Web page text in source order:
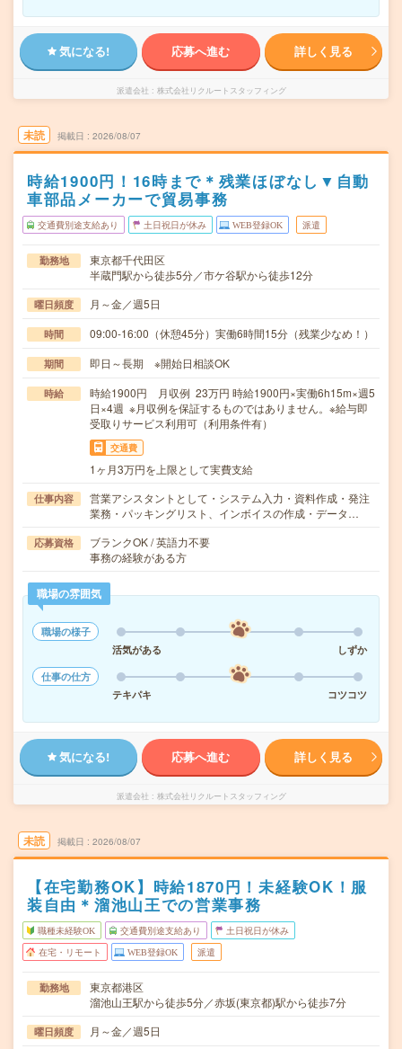
気になる! 応募へ進む 詳しく見る
派遣会社 株式会社リクルートスタッフィング
未読 掲載日 2026/08/07
時給1900円！16時まで＊残業ほぼなし▼自動
車部品メーカーで貿易事務
交通費別途支給あり 土日祝日が休み WEB登録OK 派遣
勤務地
東京都千代田区
半蔵門駅から徒歩5分／市ケ谷駅から徒歩12分
曜日頻度 月～金／週5日
時間 09:00-16:00（休憩45分）実働6時間15分（残業少なめ！）
期間 即日～長期 ※開始日相談OK
時給
時給1900円 月収例 23万円 時給1900円×実働6h15m×週5
日×4週 ※月収例を保証するものではありません。※給与即
受取りサービス利用可（利用条件有）
交通費
1ヶ月3万円を上限として実費支給
仕事内容
営業アシスタントとして・システム入力・資料作成・発注
業務・パッキングリスト、インボイスの作成・データ…
応募資格
ブランクOK / 英語力不要
事務の経験がある方
職場の雰囲気
職場の様子
活気がある
しずか
仕事の仕方
テキパキ
コツコツ
気になる! 応募へ進む 詳しく見る
派遣会社 株式会社リクルートスタッフィング
未読 掲載日 2026/08/07
【在宅勤務OK】時給1870円！未経験OK！服
装自由＊溜池山王での営業事務
職種未経験OK 交通費別途支給あり 土日祝日が休み
在宅・リモート WEB登録OK 派遣
勤務地
東京都港区
溜池山王駅から徒歩5分／赤坂(東京都)駅から徒歩7分
曜日頻度 月～金／週5日